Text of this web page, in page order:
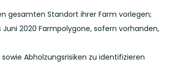
gesamten Standort ihrer Farm vorlegen;
2020 Farmpolygone, sofern vorhanden,
Abholzungsrisiken zu identifizieren